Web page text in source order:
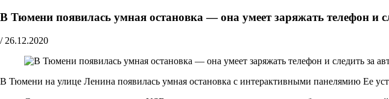
В Тюмени появилась умная остановка — она умеет заряжать телефон и
/ 26.12.2020
В Тюмени на улице Ленина появилась умная остановка с интерактивными панелямию Ее